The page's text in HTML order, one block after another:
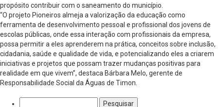
propósito contribuir com o saneamento do município.
“O projeto Pioneiros almeja a valorização da educação como
ferramenta de desenvolvimento pessoal e profissional dos jovens de
escolas públicas, onde essa interação com profissionais da empresa,
possa permitir a eles aprenderem na prática, conceitos sobre inclusão,
cidadania, saúde e qualidade de vida, e potencializando eles a criarem
iniciativas e projetos que possam trazer mudanças positivas para
realidade em que vivem”, destaca Bárbara Melo, gerente de
Responsabilidade Social da Águas de Timon.